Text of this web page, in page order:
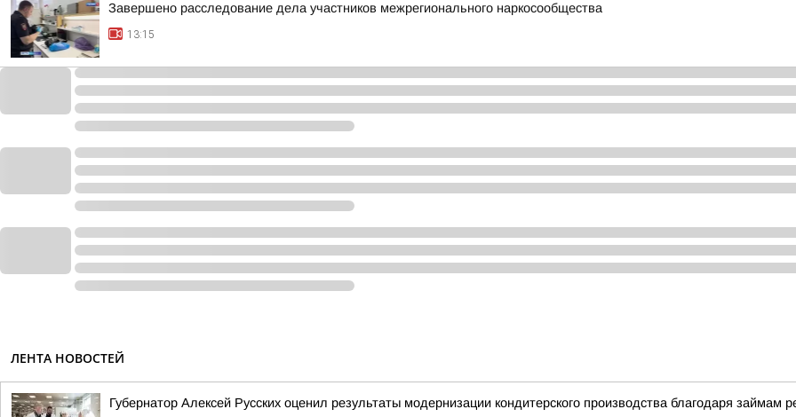
Завершено расследование дела участников межрегионального наркосообщества
13:15
ЛЕНТА НОВОСТЕЙ
Губернатор Алексей Русских оценил результаты модернизации кондитерского производства благодаря займам